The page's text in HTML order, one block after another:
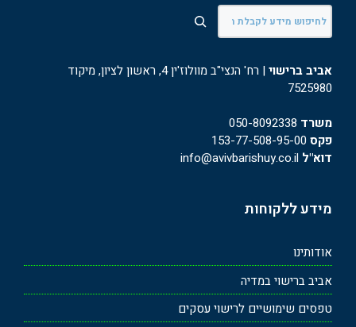
חיפוש
אביב ברישוי
| רח' הנצי"ב מוולוז'ין 4, ראשון לציון, מיקוד
7525980
משרד 050-8092338
פקס
דוא"ל
מידע ללקוחות
אודותינו
אביב ברישוי במדיה
טפסים שימושיים לרישוי עסקים